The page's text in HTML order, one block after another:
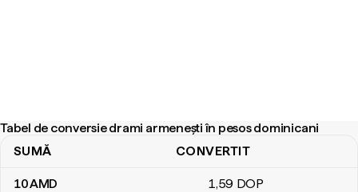
Tabel de conversie drami armenești în pesos dominicani
Tabel de conversie drami armenești în pesos dominicani
SUMĂ CONVERTIT
10AMD 1,59 DOP